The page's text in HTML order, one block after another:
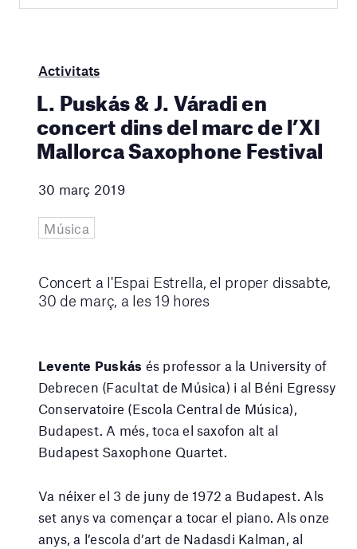
Activitats
L. Puskás & J. Váradi en
concert dins del marc de l’XI
Mallorca Saxophone Festival
30 març 2019
Música
Concert a l'Espai Estrella, el proper dissabte,
30 de març, a les 19 hores
Levente Puskás és professor a la University of
Debrecen (Facultat de Música) i al Béni Egressy
Conservatoire (Escola Central de Música),
Budapest. A més, toca el saxofon alt al
Budapest Saxophone Quartet.
Va néixer el 3 de juny de 1972 a Budapest. Als
set anys va començar a tocar el piano. Als onze
anys, a l’escola d’art de Nadasdi Kalman, al